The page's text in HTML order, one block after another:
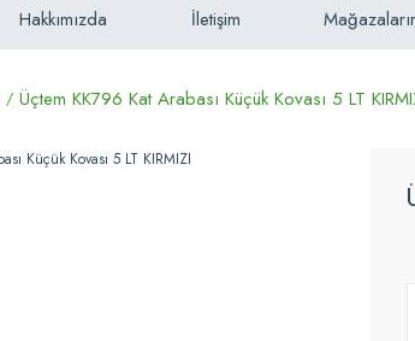
Hakkımızda İletişim
Üçtem KK796 Kat Arabası Küçük Kovası 5 LT